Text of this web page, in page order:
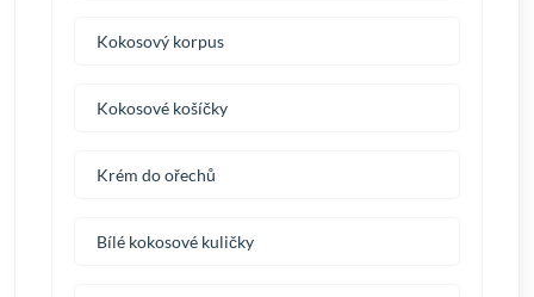
Kokosový korpus
Kokosové košíčky
Krém do ořechů
Bílé kokosové kuličky